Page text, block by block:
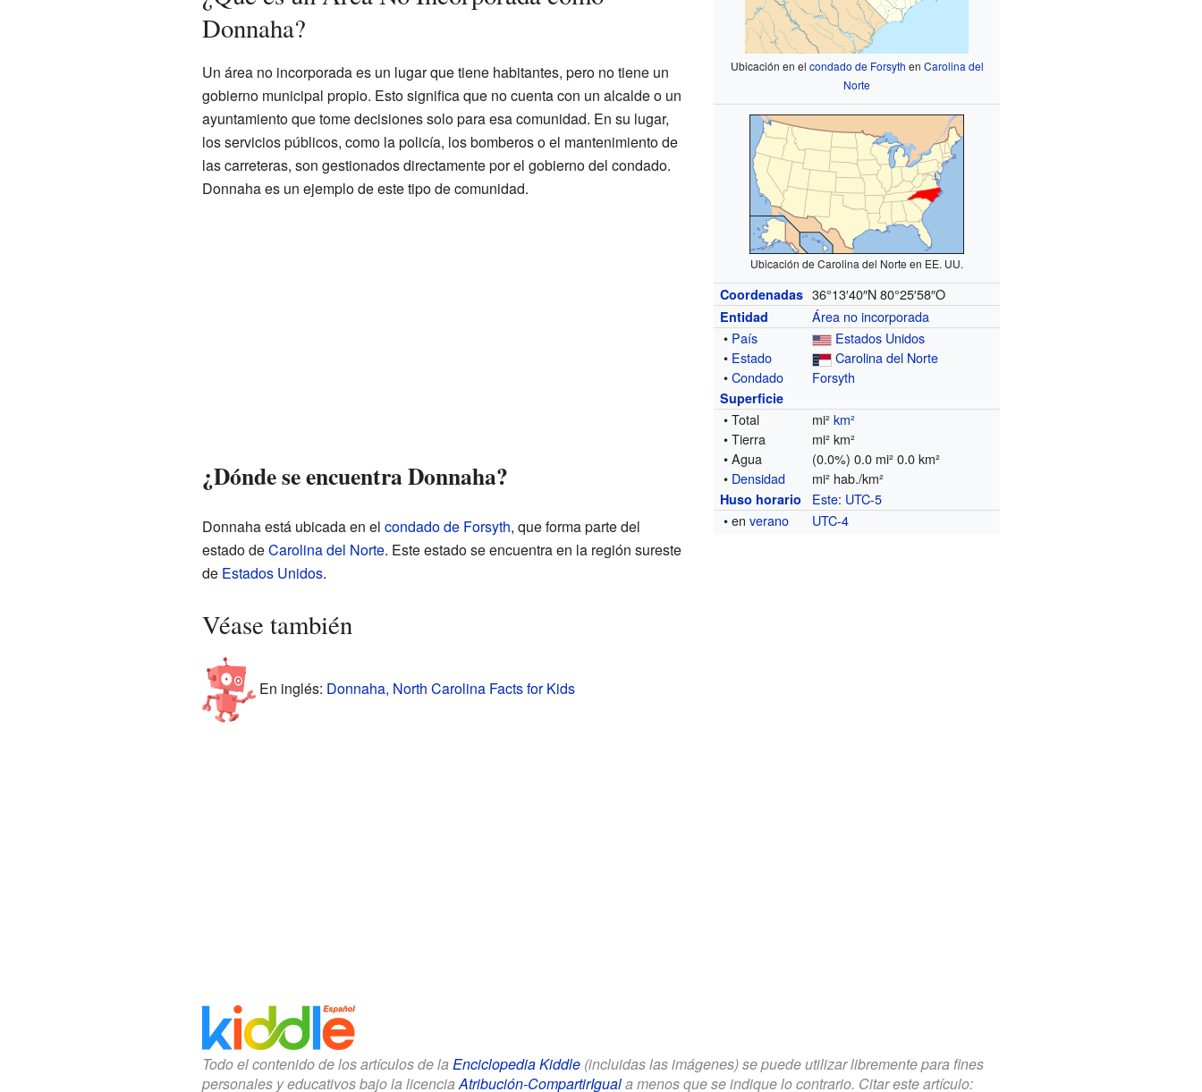
Ubicación en el condado de Forsyth en Carolina del
Norte
Ubicación de Carolina del Norte en EE. UU.
Coordenadas 36°13′40″N 80°25′58″O
Entidad
Área no incorporada
• País
Estados Unidos
• Estado
Carolina del Norte
•Condado Forsyth
Superficie
• Total mi²km²
• Tierra
mi² km²
• Agua
(0.0%) 0.0 mi² 0.0 km²
• Densidad mi² hab./km²
Huso horario Este: UTC-5
• enverano UTC-4
Donnaha?
Un área no incorporada es un lugar que tiene habitantes, pero no tiene un
gobierno municipal propio. Esto significa que no cuenta con un alcalde o un
ayuntamiento que tome decisiones solo para esa comunidad. En su lugar,
los servicios públicos, como la policía, los bomberos o el mantenimiento de
las carreteras, son gestionados directamente por el gobierno del condado.
Donnaha es un ejemplo de este tipo de comunidad.
¿Dónde se encuentra Donnaha?
Donnaha está ubicada en el condado de Forsyth, que forma parte del
estado deCarolina del Norte. Este estado se encuentra en la región sureste
de Estados Unidos.
Véase también
En inglés: Donnaha, North Carolina Facts for Kids
Todo el contenido de los artículos de la Enciclopedia Kiddle(incluidas las imágenes) se puede utilizar libremente para fines
personales y educativos bajo la licenciaAtribución-CompartirIguala menos que se indique lo contrario. Citar este artículo: